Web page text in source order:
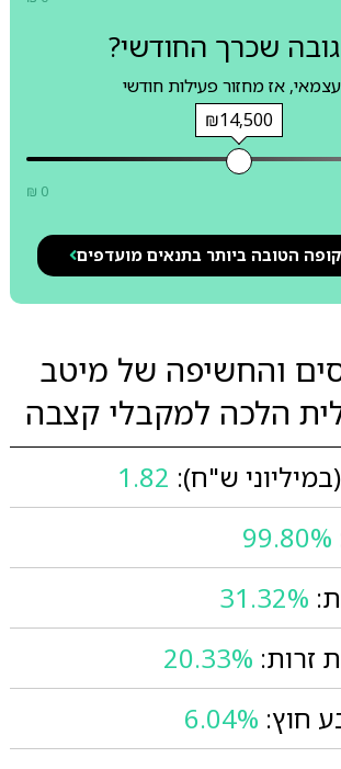
שכרך החודשי?
אז מחזור פעילות חודשי
₪14,500
₪ 0
הטובה ביותר בתנאים מועדפים
והחשיפה של מיטב
הלכה למקבלי קצבה
ש"ח): 1.82
99.80%
31.32%
זרות: 20.33%
חוץ: 6.04%